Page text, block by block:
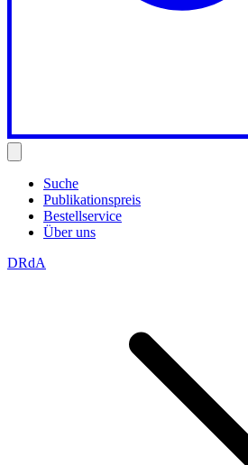
Suche
Publikationspreis
Bestellservice
Über uns
DRdA